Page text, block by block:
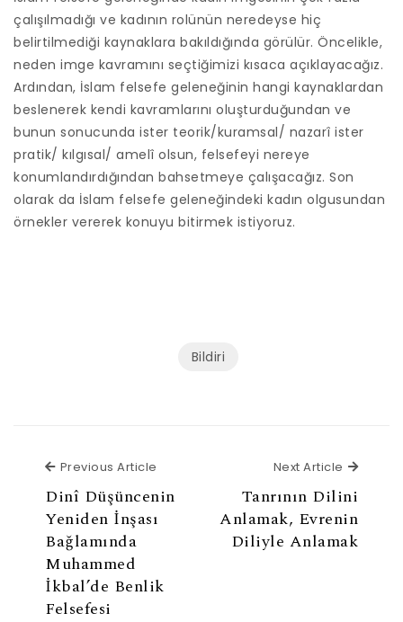
çalışılmadığı ve kadının rolünün neredeyse hiç
belirtilmediği kaynaklara bakıldığında görülür. Öncelikle,
neden imge kavramını seçtiğimizi kısaca açıklayacağız.
Ardından, İslam felsefe geleneğinin hangi kaynaklardan
beslenerek kendi kavramlarını oluşturduğundan ve
bunun sonucunda ister teorik/kuramsal/ nazarî ister
pratik/ kılgısal/ amelî olsun, felsefeyi nereye
konumlandırdığından bahsetmeye çalışacağız. Son
olarak da İslam felsefe geleneğindeki kadın olgusundan
örnekler vererek konuyu bitirmek istiyoruz.
Bildiri
Previous Article
Dinî Düşüncenin
Yeniden İnşası
Bağlamında
Muhammed
İkbal’de Benlik
Felsefesi
Next Article Next
Tanrının Dilini
Anlamak, Evrenin
Diliyle Anlamak